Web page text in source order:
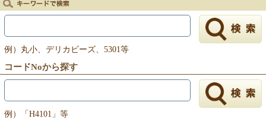
戻る
例）丸小、デリカビーズ、5301等
コードNoから探す
例）「H4101」等